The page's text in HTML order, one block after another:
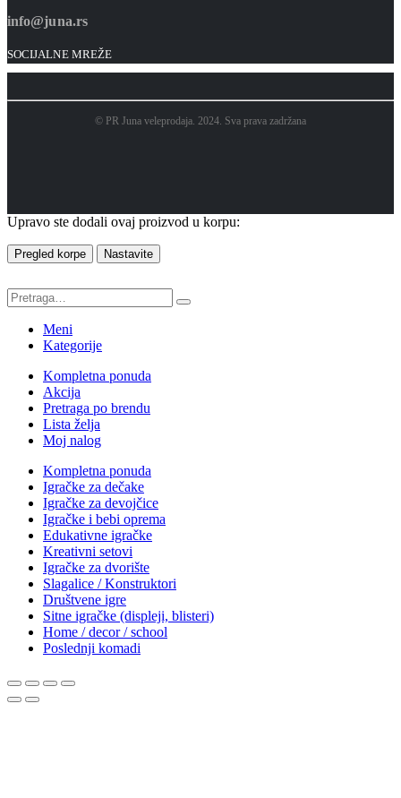
info@juna.rs
SOCIJALNE MREŽE
© PR Juna veleprodaja. 2024. Sva prava zadržana
Upravo ste dodali ovaj proizvod u korpu:
Pregled korpe Nastavite
Meni
Kategorije
Kompletna ponuda
Akcija
Pretraga po brendu
Lista želja
Moj nalog
Kompletna ponuda
Igračke za dečake
Igračke za devojčice
Igračke i bebi oprema
Edukativne igračke
Kreativni setovi
Igračke za dvorište
Slagalice / Konstruktori
Društvene igre
Sitne igračke (displeji, blisteri)
Home / decor / school
Poslednji komadi